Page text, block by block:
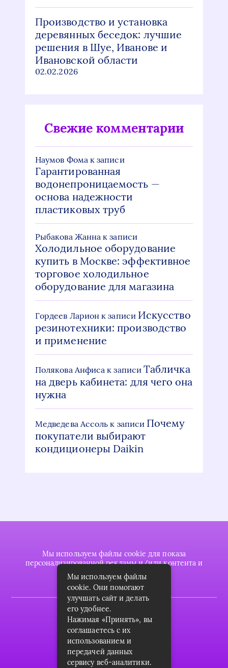
Производство и установка
деревянных беседок: лучшие
решения в Шуе, Иванове и
Ивановской области
02.02.2026
Свежие комментарии
Наумов Фомак записи
Гарантированная
водонепроницаемость —
основа надежности
пластиковых труб
Рыбакова Жанна к записи
Холодильное оборудование
купить в Москве: эффективное
торговое холодильное
оборудование для магазина
Гордеев Ларион к записи Искусство
резинотехники: производство
и применение
Полякова Анфиса к записиТабличка
на дверь кабинета: для чего она
нужна
Медведева Ассоль к записи Почему
покупатели выбирают
кондиционеры Daikin
Мы используем файлы cookie для показа
персонализированной рекламы и/или контента и
анализа нашего трафика.
2022 © plasttrubkomplekt.ru
Карта сайта
Контакты
О проекте
Мы используем файлы
cookie. Они помогают
улучшать сайт и делать
его удобнее.
Нажимая «Принять», вы
соглашаетесь с их
использованием и
передачей данных
сервису веб-аналитики.